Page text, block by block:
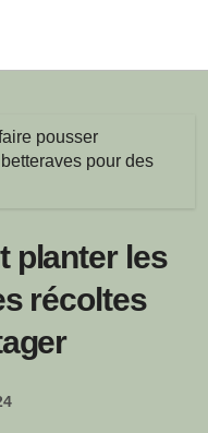
pousser
pour des
planter les
récoltes